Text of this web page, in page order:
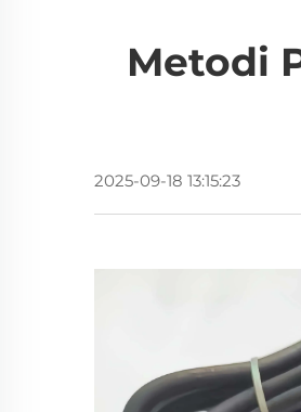
Metodi
2025-09-18 13:15:23